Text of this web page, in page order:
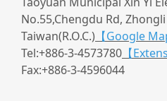
No.55,Chengdu Rd,
Taiwan(R.O.C.) 【Google
Tel:+886-3-4573780 【
Fax:+886-3-4596044